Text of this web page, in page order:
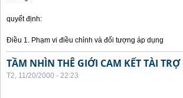
quyết định:
Điều 1. Phạm vi điều chỉnh và đối tượng áp dụng
TẦM NHÌN THÊ GIỚI CAM KẾT TÀI
T2, 11/20/2000 - 22:23